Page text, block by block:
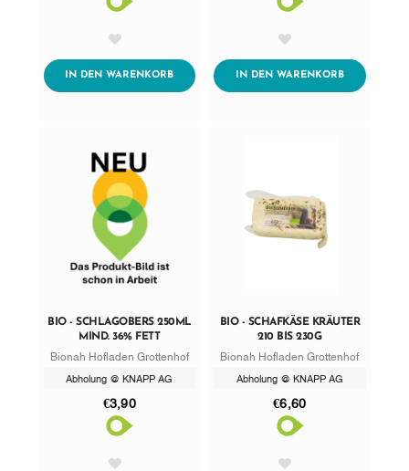
IN DEN WARENKORBADDTOCART IN DEN WARENKORBADDTOCART
BIO - SCHLAGOBERS 250ML
MIND. 36% FETT
Bionah Hofladen Grottenhof
Abholung @ KNAPP AG
€3,90
BIO - SCHAFKÄSE KRÄUTER
210 BIS 230G
Bionah Hofladen Grottenhof
Abholung @ KNAPP AG
€6,60